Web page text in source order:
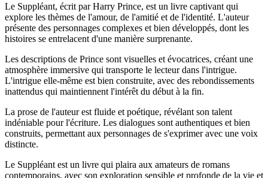
Le Suppléant, écrit par Harry Prince, est un livre captivant qui
explore les thèmes de l'amour, de l'amitié et de l'identité. L'auteur
présente des personnages complexes et bien développés, dont les
histoires se entrelacent d'une manière surprenante.
Les descriptions de Prince sont visuelles et évocatrices, créant une
atmosphère immersive qui transporte le lecteur dans l'intrigue.
L'intrigue elle-même est bien construite, avec des rebondissements
inattendus qui maintiennent l'intérêt du début à la fin.
La prose de l'auteur est fluide et poétique, révélant son talent
indéniable pour l'écriture. Les dialogues sont authentiques et bien
construits, permettant aux personnages de s'exprimer avec une voix
distincte.
Le Suppléant est un livre qui plaira aux amateurs de romans
contemporains, avec son exploration sensible et profonde de la vie et